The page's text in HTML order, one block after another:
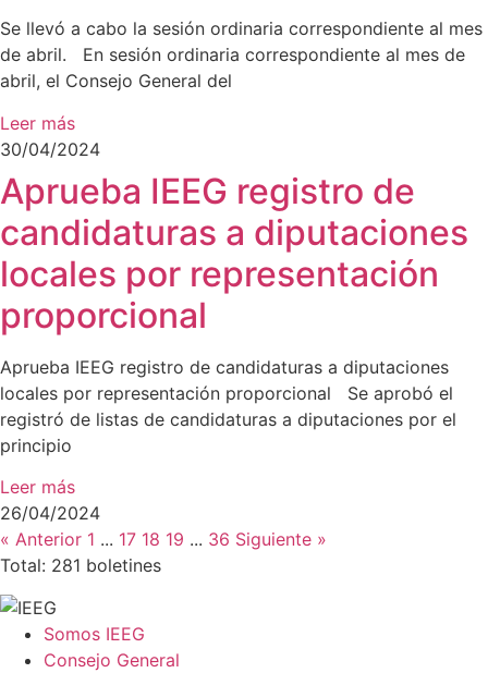
Se llevó a cabo la sesión ordinaria correspondiente al mes
de abril. En sesión ordinaria correspondiente al mes de
abril, el Consejo General del
Leer más
30/04/2024
Aprueba IEEG registro de
candidaturas a diputaciones
locales por representación
proporcional
Aprueba IEEG registro de candidaturas a diputaciones
locales por representación proporcional Se aprobó el
registró de listas de candidaturas a diputaciones por el
principio
Leer más
26/04/2024
« Anterior 1 ... 17 18 19 ... 36 Siguiente »
Total: 281 boletines
Somos IEEG
Consejo General